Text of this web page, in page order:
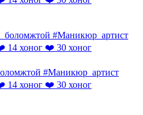
#Маникюр_артист
14 хоног ❤️ 30 хоног